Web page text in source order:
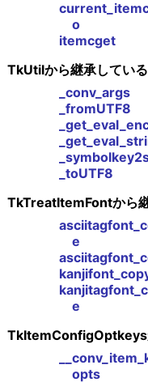
o
itemcget
TkUtilから継承してい
_conv_args
_fromUTF8
_toUTF8
TkTreatItemFontから
e
e
TkItemConfigOptkeys
opts